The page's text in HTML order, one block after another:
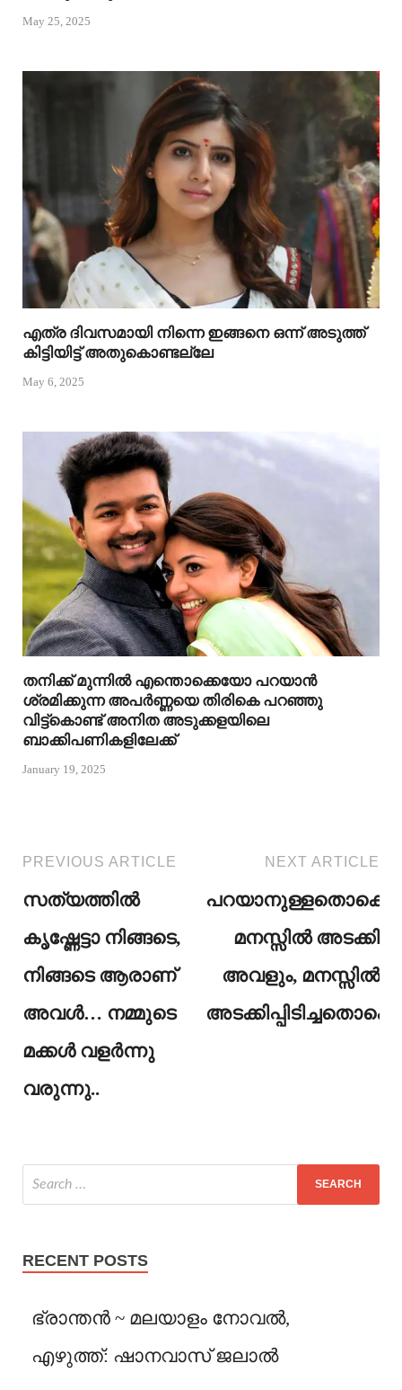
May 25, 2025
എത്ര ദിവസമായി നിന്നെ ഇങ്ങനെ ഒന്ന് അടുത്ത്
കിട്ടിയിട്ട് അതുകൊണ്ടല്ലേ
May 6, 2025
തനിക്ക് മുന്നിൽ എന്തൊക്കെയോ പറയാൻ
ശ്രമിക്കുന്ന അപർണ്ണയെ തിരികെ പറഞ്ഞു
വിട്ട്കൊണ്ട് അനിത അടുക്കളയിലെ
ബാക്കിപണികളിലേക്ക്
January 19, 2025
PREVIOUS ARTICLE
സത്യത്തിൽ
കൃഷ്ണേട്ടാ നിങ്ങടെ,
നിങ്ങടെ ആരാണ്
അവൾ… നമ്മുടെ
മക്കൾ വളർന്നു
വരുന്നു..
NEXT ARTICLE
പറയാനുള്ളതൊക്കെ
മനസ്സിൽ അടക്കി
അവളും, മനസ്സിൽ
RECENT POSTS
ഭ്രാന്തൻ ~ മലയാളം നോവൽ,
എഴുത്ത്: ഷാനവാസ് ജലാൽ